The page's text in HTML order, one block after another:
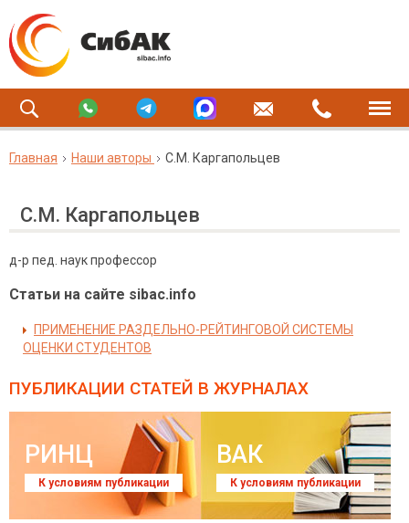
Главная Наши авторы С.М. Каргапольцев
С.М. Каргапольцев
д-р пед. наук профессор
Статьи на сайте sibac.info
ПРИМЕНЕНИЕ РАЗДЕЛЬНО-РЕЙТИНГОВОЙ СИСТЕМЫ
ОЦЕНКИ СТУДЕНТОВ
ПУБЛИКАЦИИ СТАТЕЙ В ЖУРНАЛАХ
РИНЦ
К условиям публикации
ВАК
К условиям публикации